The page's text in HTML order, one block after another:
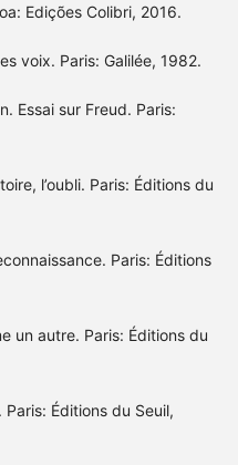
Edições Colibri, 2016.
voix. Paris: Galilée, 1982.
Essai sur Freud. Paris:
l’oubli. Paris: Éditions du
Paris: Éditions
un autre. Paris: Éditions du
Paris: Éditions du Seuil,